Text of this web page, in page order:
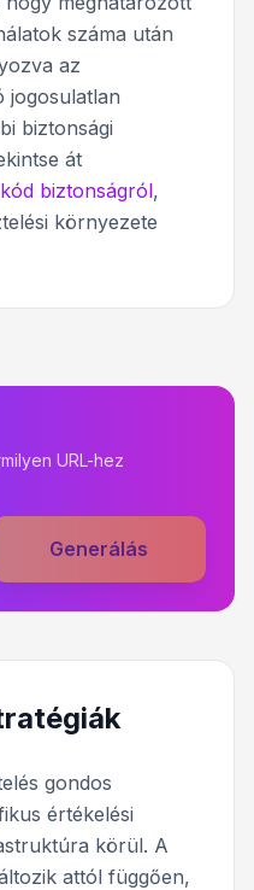
száma után
az
jogosulatlan
biztonsági
át
biztonságról,
környezete
URL-hez
Generálás
gondos
értékelési
körül. A
attól függően,